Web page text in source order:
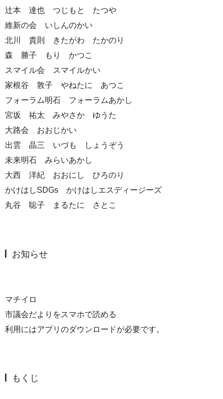
辻本 達也 つじもと たつや
維新の会 いしんのかい
北川 貴則 きたがわ たかのり
森 勝子 もり かつこ
スマイル会 スマイルかい
家根谷 敦子 やねたに あつこ
フォーラム明石 フォーラムあかし
宮坂 祐太 みやさか ゆうた
大路会 おおじかい
出雲 晶三 いづも しょうぞう
未来明石 みらいあかし
大西 洋紀 おおにし ひろのり
かけはしSDGs かけはしエスディージーズ
丸谷 聡子 まるたに さとこ
お知らせ
マチイロ
市議会だよりをスマホで読める
利用にはアプリのダウンロードが必要です。
もくじ